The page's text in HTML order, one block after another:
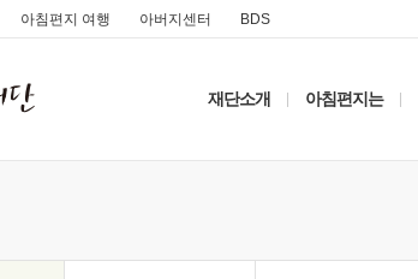
아침편지 여행 아버지센터 BDS
재단소개 아침편지는